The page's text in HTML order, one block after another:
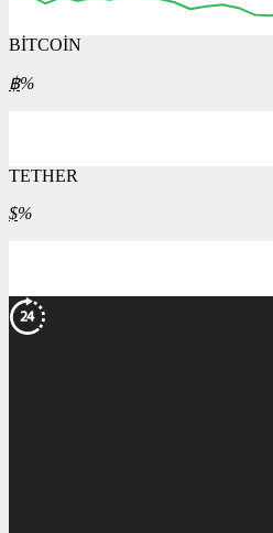
BİTCOİN
฿%
TETHER
$%